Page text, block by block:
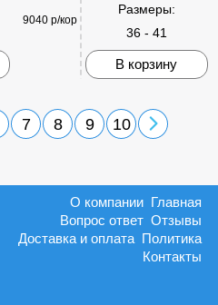
9040 р/кор
Размеры:
36 - 41
В корзину
7 8 9 10
Главная
О компании
Отзывы
Вопрос ответ
Политика
Доставка и оплата
Контакты